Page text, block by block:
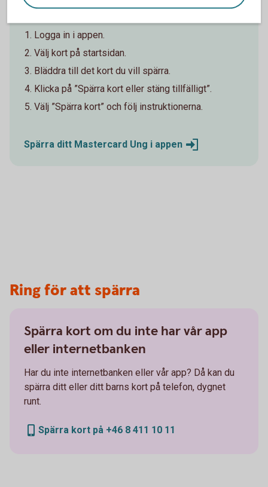
I appen
Logga in i appen.
Välj kort på startsidan.
Bläddra till det kort du vill spärra.
Klicka på ”Spärra kort eller stäng tillfälligt”.
Välj ”Spärra kort” och följ instruktionerna.
Spärra ditt Mastercard Ung i appen
Ring för att spärra
Spärra kort om du inte har vår app
eller internetbanken
Har du inte internetbanken eller vår app? Då kan du
spärra ditt eller ditt barns kort på telefon, dygnet
runt.
Spärra kort på +46 8 411 10 11